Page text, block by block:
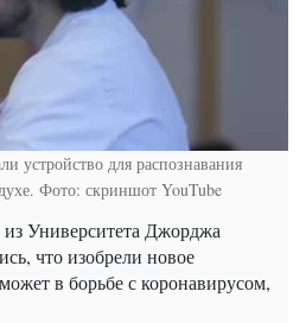
устройство для распознавания
Фото: скриншот YouTube
Университета Джорджа
что изобрели новое
в борьбе с коронавирусом,